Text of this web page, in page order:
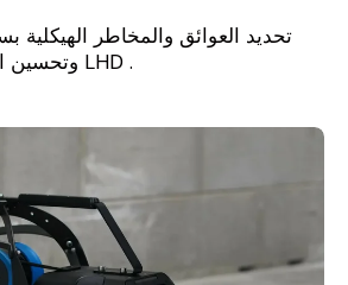
تحديد العوائق والمخاطر الهيكلية
وتحسين الإنتاجية في عمليات LHD .